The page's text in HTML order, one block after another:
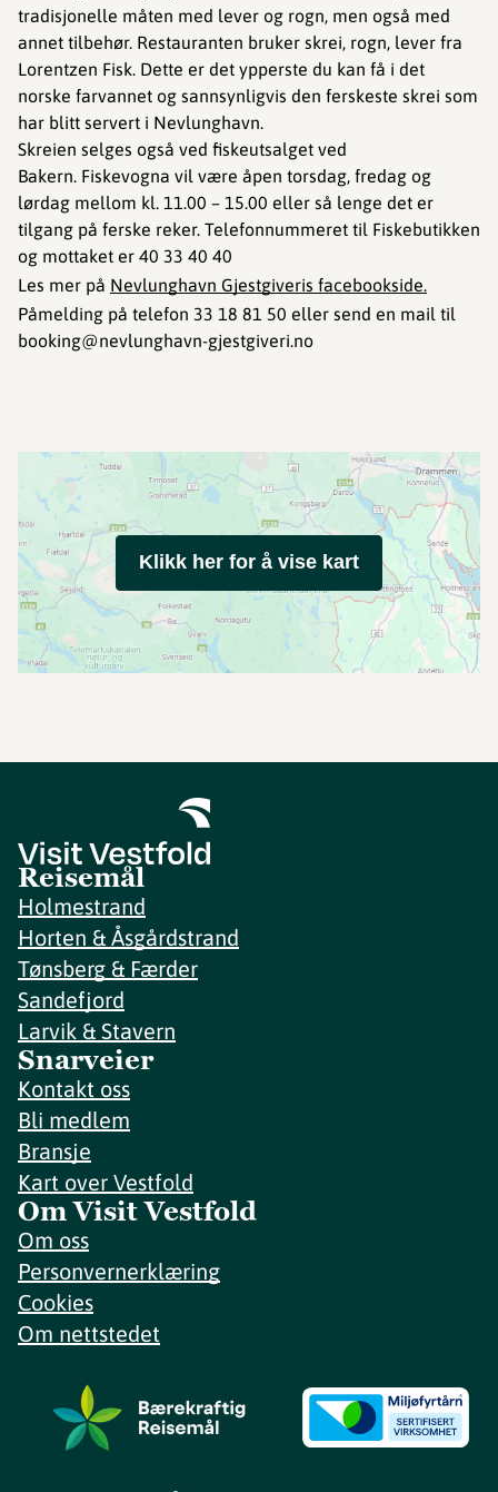
tradisjonelle måten med lever og rogn, men også med
annet tilbehør. Restauranten bruker skrei, rogn, lever fra
Lorentzen Fisk. Dette er det ypperste du kan få i det
norske farvannet og sannsynligvis den ferskeste skrei som
har blitt servert i Nevlunghavn.
Skreien selges også ved fiskeutsalget ved
Bakern. Fiskevogna vil være åpen torsdag, fredag og
lørdag mellom kl. 11.00 – 15.00 eller så lenge det er
tilgang på ferske reker. Telefonnummeret til Fiskebutikken
og mottaket er 40 33 40 40
Les mer på Nevlunghavn Gjestgiveris facebookside.
Påmelding på telefon 33 18 81 50 eller send en mail til
booking@nevlunghavn-gjestgiveri.no
Klikk her for å vise kart
Reisemål
Holmestrand
Horten & Åsgårdstrand
Tønsberg & Færder
Sandefjord
Larvik & Stavern
Snarveier
Kontakt oss
Bli medlem
Bransje
Kart over Vestfold
Om Visit Vestfold
Om oss
Personvernerklæring
Cookies
Om nettstedet